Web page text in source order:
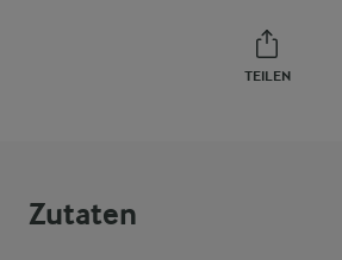
TEILEN
Zutaten